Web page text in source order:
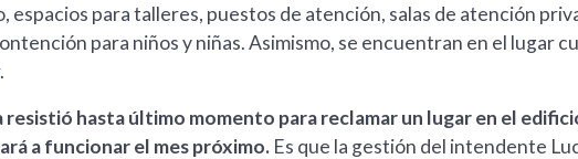
para talleres, puestos de atención, salas de atención
para niños y niñas. Asimismo, se encuentran en el lugar
resistió hasta último momento para reclamar un lugar en el
a funcionar el mes próximo. Es que la gestión del intendente